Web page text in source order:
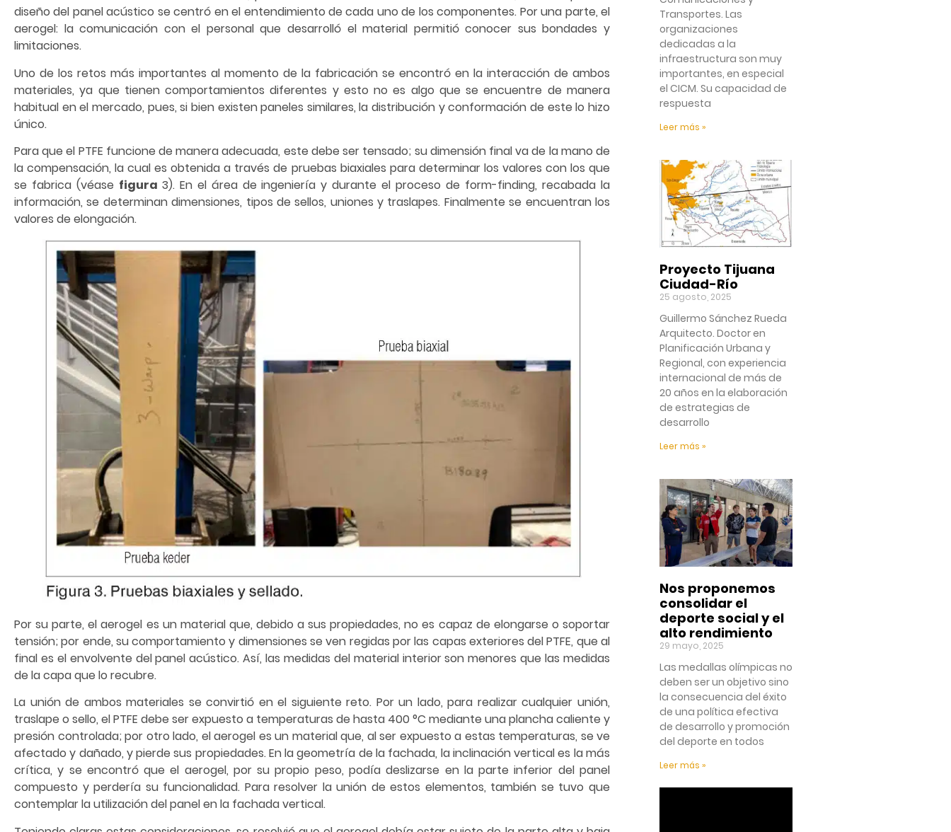
diseño del panel acústico se centró en el entendimiento de cada uno de los componentes. Por una parte, el
aerogel: la comunicación con el personal que desarrolló el material permitió conocer sus bondades y
limitaciones.
Uno de los retos más importantes al momento de la fabricación se encontró en la interacción de ambos
materiales, ya que tienen comportamientos diferentes y esto no es algo que se encuentre de manera
habitual en el mercado, pues, si bien existen paneles similares, la distribución y conformación de este lo hizo
único.
Para que el PTFE funcione de manera adecuada, este debe ser tensado; su dimensión final va de la mano de
la compensación, la cual es obtenida a través de pruebas biaxiales para determinar los valores con los que
se fabrica (véase figura 3). En el área de ingeniería y durante el proceso de form-finding, recabada la
información, se determinan dimensiones, tipos de sellos, uniones y traslapes. Finalmente se encuentran los
valores de elongación.
Por su parte, el aerogel es un material que, debido a sus propiedades, no es capaz de elongarse o soportar
tensión; por ende, su comportamiento y dimensiones se ven regidas por las capas exteriores del PTFE, que al
final es el envolvente del panel acústico. Así, las medidas del material interior son menores que las medidas
de la capa que lo recubre.
La unión de ambos materiales se convirtió en el siguiente reto. Por un lado, para realizar cualquier unión,
traslape o sello, el PTFE debe ser expuesto a temperaturas de hasta 400 °C mediante una plancha caliente y
presión controlada; por otro lado, el aerogel es un material que, al ser expuesto a estas temperaturas, se ve
afectado y dañado, y pierde sus propiedades. En la geometría de la fachada, la inclinación vertical es la más
crítica, y se encontró que el aerogel, por su propio peso, podía deslizarse en la parte inferior del panel
compuesto y perdería su funcionalidad. Para resolver la unión de estos elementos, también se tuvo que
contemplar la utilización del panel en la fachada vertical.
Transportes. Las
organizaciones
dedicadas a la
infraestructura son muy
importantes, en especial
el CICM. Su capacidad de
respuesta
Leer más »
Proyecto Tijuana
Ciudad-Río
25 agosto, 2025
Guillermo Sánchez Rueda
Arquitecto. Doctor en
Planificación Urbana y
Regional, con experiencia
internacional de más de
20 años en la elaboración
de estrategias de
desarrollo
Leer más »
Nos proponemos
consolidar el
deporte social y el
alto rendimiento
29 mayo, 2025
Las medallas olímpicas no
deben ser un objetivo sino
la consecuencia del éxito
de una política efectiva
de desarrollo y promoción
del deporte en todos
Leer más »